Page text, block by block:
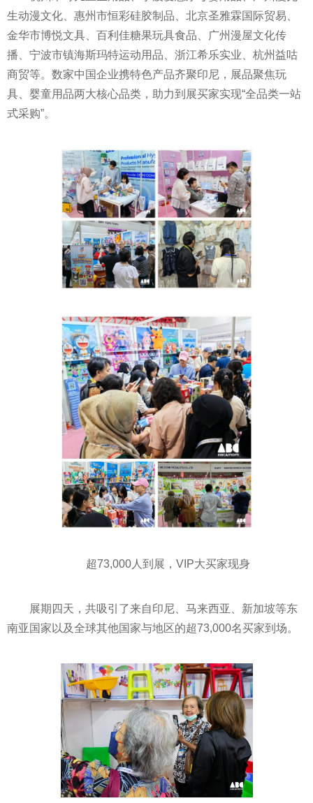
生动漫文化、惠州市恒彩硅胶制品、北京圣雅霖国际贸易、
金华市博悦文具、百利佳糖果玩具食品、广州漫屋文化传
播、宁波市镇海斯玛特运动用品、浙江希乐实业、杭州益咕
商贸等。数家中国企业携特色产品齐聚印尼，展品聚焦玩
具、婴童用品两大核心品类，助力到展买家实现“全品类一站
式采购”。
超73,000人到展，VIP大买家现身
展期四天，共吸引了来自印尼、马来西亚、新加坡等东
南亚国家以及全球其他国家与地区的超73,000名买家到场。